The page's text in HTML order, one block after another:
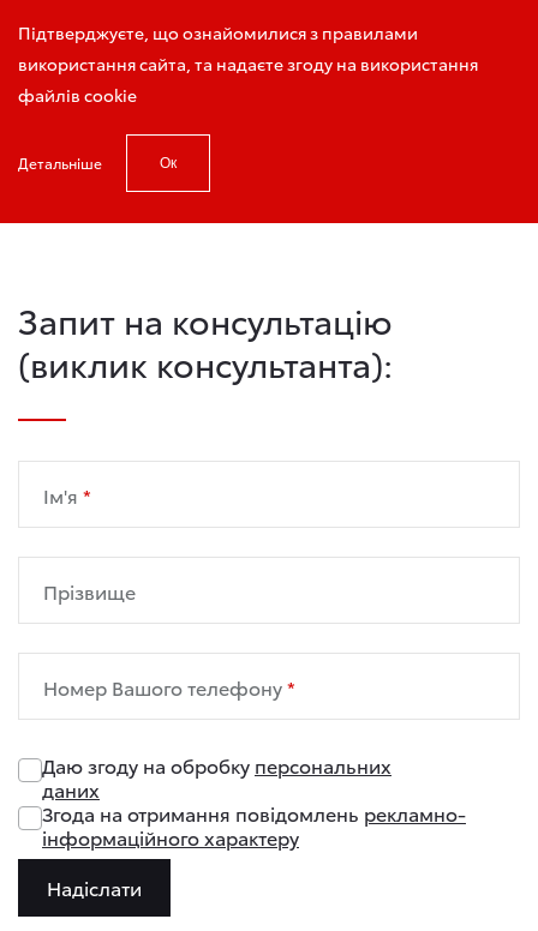
Підтверджуєте, що ознайомилися з правилами
використання сайта, та надаєте згоду на використання
файлів cookie
Детальніше Ок
Виклик консультанта
Головна Виклик консультанта
Запит на консультацію
(виклик консультанта):
Ім'я
Прізвище
Номер Вашого телефону
Даю згоду на обробку персональних
даних
Згода на отримання повідомлень рекламно-
інформаційного характеру
Надіслати